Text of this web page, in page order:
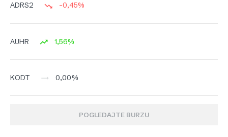
ADRS2 -0,45%
AUHR 1,56%
KODT 0,00%
POGLEDAJTE BURZU